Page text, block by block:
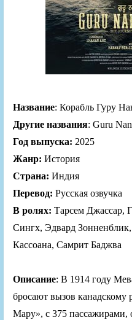
Название: Корабль Гуру
Другие названия: Guru
Год выпуска: 2025
Жанр: История
Страна: Индия
Перевод: Русская озвучка
В ролях: Тарсем Джассар,
Сингх, Эдвард
Кассоана, Самрит Баджва
Описание: В 1914 году
бросают вызов канадскому
Мару», с 375 пассажирами,